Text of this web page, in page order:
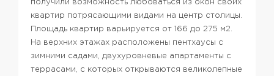
получили возможность любоваться из окон своих
квартир потрясающими видами на центр столицы.
Площадь квартир варьируется от 166 до 275 м2.
На верхних этажах расположены пентхаусы с
зимними садами, двухуровневые апартаменты с
террасами, с которых открываются великолепные